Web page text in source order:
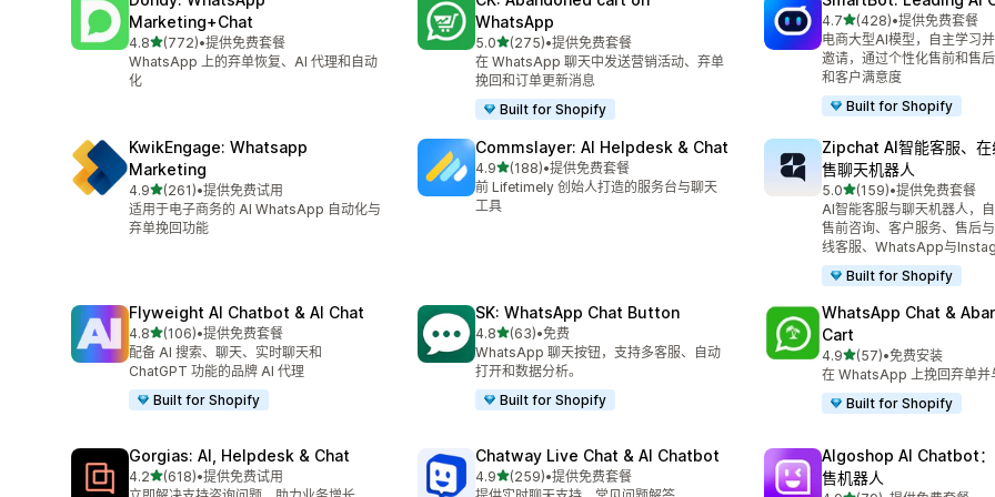
Marketing+Chat
4.8星（满分 5 星）
(772)
总共 772 条评论
•提供免费套餐
WhatsApp 上的弃单恢复、AI 代理和自动
化
WhatsApp
5.0星（满分 5 星）
(275)
总共 275 条评论
•提供免费套餐
在 WhatsApp 聊天中发送营销活动、弃单
挽回和订单更新消息
Built for Shopify
4.7星（满分 5 星）
(428)
总共 428 条评论
•提供免费套餐
电商大型AI模型，自主学习
邀请，通过个性化售前和售
和客户满意度
Built for Shopify
KwikEngage: Whatsapp
Marketing
4.9星（满分 5 星）
(261)
总共 261 条评论
•提供免费试用
适用于电子商务的 AI WhatsApp 自动化与
弃单挽回功能
Commslayer: AI Helpdesk & Chat
4.9星（满分 5 星）
(188)
总共 188 条评论
•提供免费套餐
前 Lifetimely 创始人打造的服务台与聊天
工具
Zipchat AI智能客服、在
售聊天机器人
5.0星（满分 5 星）
(159)
总共 159 条评论
•提供免费套餐
AI智能客服与聊天机器人，
售前咨询、客户服务、售后
线客服、WhatsApp与
Built for Shopify
Flyweight AI Chatbot & AI Chat
4.8星（满分 5 星）
(106)
总共 106 条评论
•提供免费套餐
配备 AI 搜索、聊天、实时聊天和
ChatGPT 功能的品牌 AI 代理
Built for Shopify
SK: WhatsApp Chat Button
4.8星（满分 5 星）
(63)
总共 63 条评论
•免费
WhatsApp 聊天按钮，支持多客服、自动
打开和数据分析。
Built for Shopify
WhatsApp Chat &
Cart
4.9星（满分 5 星）
(57)
总共 57 条评论
•免费安装
在 WhatsApp 上挽回弃单并
Built for Shopify
Gorgias: AI, Helpdesk & Chat
4.2星（满分 5 星）
(618)
总共 618 条评论
•提供免费试用
Chatway Live Chat & AI Chatbot
4.9星（满分 5 星）
(259)
总共 259 条评论
•提供免费套餐
Algoshop AI Chatbot：
售机器人